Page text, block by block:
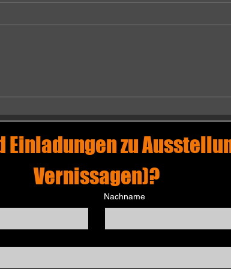
WINDKÄMME
Einladungen zu
Vernissagen)?
Nachname